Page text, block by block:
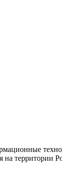
на территории